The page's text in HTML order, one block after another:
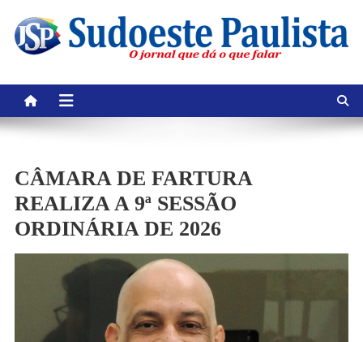
content
CÂMARA DE FARTURA
REALIZA A 9ª SESSÃO
ORDINÁRIA DE 2026